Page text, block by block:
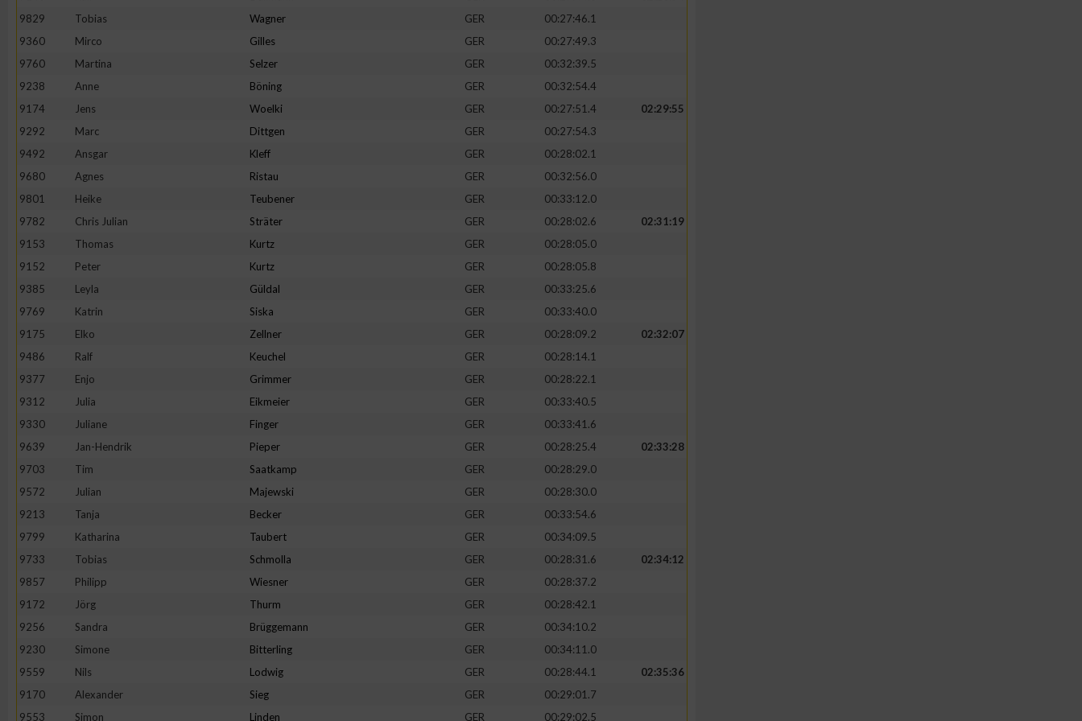
9829
Tobias Wagner GER
00:27:46.1
9360
Mirco Gilles GER
00:27:49.3
9760
Martina Selzer GER
00:32:39.5
9238
Anne Böning GER
00:32:54.4
9174
Jens Woelki GER 00:27:51.4
02:29:55
9292
Marc Dittgen GER
00:27:54.3
9492
Ansgar Kleff GER
00:28:02.1
9680
Agnes Ristau GER
00:32:56.0
9801
Heike Teubener GER
00:33:12.0
9782
Chris Julian Sträter GER 00:28:02.6
02:31:19
9153
Thomas Kurtz GER
00:28:05.0
9152
Peter Kurtz GER
00:28:05.8
9385
Leyla Güldal GER
00:33:25.6
9769
Katrin Siska GER
00:33:40.0
9175
Elko Zellner GER 00:28:09.2
02:32:07
9486
Ralf Keuchel GER
00:28:14.1
9377
Enjo Grimmer GER
00:28:22.1
9312
Julia Eikmeier GER
00:33:40.5
9330
Juliane Finger GER
00:33:41.6
9639
Jan-Hendrik Pieper GER 00:28:25.4
02:33:28
9703
Tim Saatkamp GER
00:28:29.0
9572
Julian Majewski GER
00:28:30.0
9213
Tanja Becker GER
00:33:54.6
9799
Katharina Taubert GER
00:34:09.5
9733
Tobias Schmolla GER 00:28:31.6
02:34:12
9857
Philipp Wiesner GER
00:28:37.2
9172
Jörg Thurm GER
00:28:42.1
9256
Sandra Brüggemann GER
00:34:10.2
9230
Simone Bitterling GER
00:34:11.0
9559
Nils Lodwig GER 00:28:44.1
02:35:36
9170
Alexander Sieg GER
00:29:01.7
9553
Simon Linden GER 00:29:02.5
Verwendung von Profilen zur Auswahl personalisierter Inhalte
Messung der Werbeleistung
Messung der Performance von Inhalten
Analyse von Zielgruppen durch Statistiken oder Kombinationen von Daten aus
verschiedenen Quellen
Verwendung reduzierter Daten zur Auswahl von Inhalten
Verwendung genauer Standortdaten
Geräte anhand von aktiv angeforderten Informationen identifizieren
Notwendig
Performance
Werbung